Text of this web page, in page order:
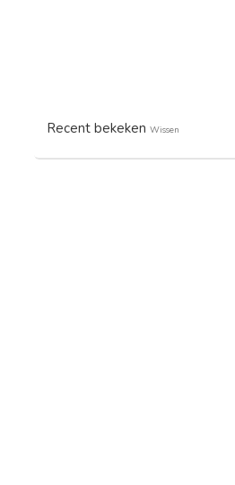
Recent bekeken Wissen